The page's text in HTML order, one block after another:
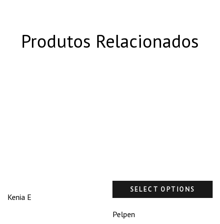
Produtos Relacionados
Kenia E
SELECT OPTIONS
Pelpen